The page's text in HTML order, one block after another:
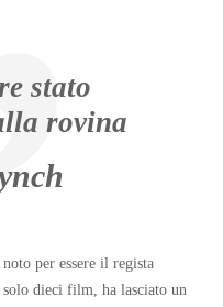
stato
rovina
noto per essere il regista
dieci film, ha lasciato un